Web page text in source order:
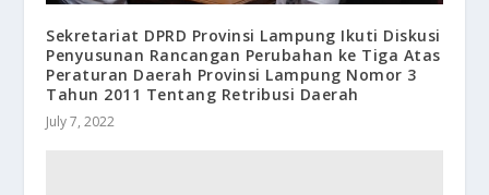
Sekretariat DPRD Provinsi Lampung Ikuti Diskusi
Penyusunan Rancangan Perubahan ke Tiga Atas
Peraturan Daerah Provinsi Lampung Nomor 3
Tahun 2011 Tentang Retribusi Daerah
July 7, 2022